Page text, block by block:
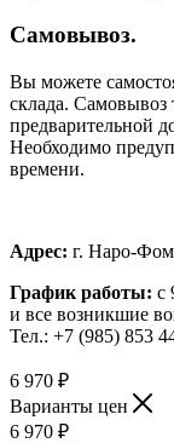
Самовывоз.
Вы можете
склада. Самовывоз
предварительной
Необходимо
времени.
Адрес: г. Наро-
График работы: с
и все возникшие
Тел.: +7 (985) 853
6 970 ₽
Варианты цен
6 970 ₽